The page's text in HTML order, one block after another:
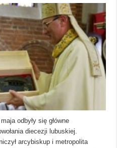
odbyły się główne
diecezji lubuskiej.
arcybiskup i metropolita